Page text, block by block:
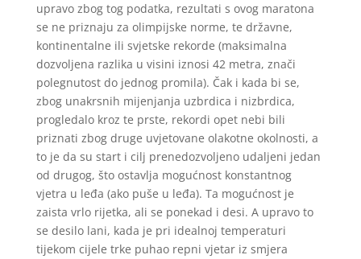
upravo zbog tog podatka, rezultati s ovog maratona
se ne priznaju za olimpijske norme, te državne,
kontinentalne ili svjetske rekorde (maksimalna
dozvoljena razlika u visini iznosi 42 metra, znači
polegnutost do jednog promila). Čak i kada bi se,
zbog unakrsnih mijenjanja uzbrdica i nizbrdica,
progledalo kroz te prste, rekordi opet nebi bili
priznati zbog druge uvjetovane olakotne okolnosti, a
to je da su start i cilj prenedozvoljeno udaljeni jedan
od drugog, što ostavlja mogućnost konstantnog
vjetra u leđa (ako puše u leđa). Ta mogućnost je
zaista vrlo rijetka, ali se ponekad i desi. A upravo to
se desilo lani, kada je pri idealnoj temperaturi
tijekom cijele trke puhao repni vjetar iz smjera